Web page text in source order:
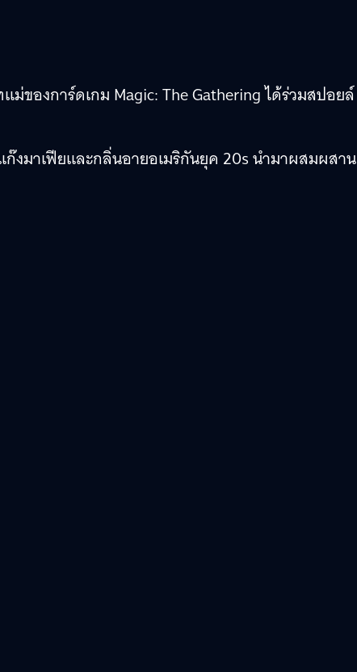
ของการ์ดเกม Magic: The Gathering ได้ร่วมสปอยล์
งมาเฟียและกลิ่นอายอเมริกันยุค 20s นำมาผสมผสาน